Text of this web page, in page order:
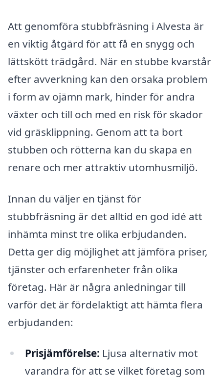
Att genomföra stubbfräsning i Alvesta är
en viktig åtgärd för att få en snygg och
lättskött trädgård. När en stubbe kvarstår
efter avverkning kan den orsaka problem
i form av ojämn mark, hinder för andra
växter och till och med en risk för skador
vid gräsklippning. Genom att ta bort
stubben och rötterna kan du skapa en
renare och mer attraktiv utomhusmiljö.
Innan du väljer en tjänst för
stubbfräsning är det alltid en god idé att
inhämta minst tre olika erbjudanden.
Detta ger dig möjlighet att jämföra priser,
tjänster och erfarenheter från olika
företag. Här är några anledningar till
varför det är fördelaktigt att hämta flera
erbjudanden:
Prisjämförelse: Ljusa alternativ mot
varandra för att se vilket företag som